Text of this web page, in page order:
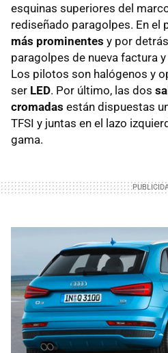
esquinas superiores del
rediseñado paragolpes. En el
más prominentes y por
paragolpes de nueva factura
Los pilotos son halógenos y
ser LED. Por último, las dos
cromadas están dispuestas
TFSI y juntas en el lazo
gama.